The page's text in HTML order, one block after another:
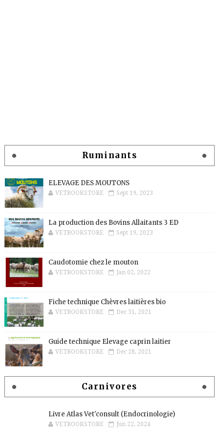
Ruminants
ELEVAGE DES MOUTONS
VETBOOKSTORE Sept 19, 2023
La production des Bovins Allaitants 3 ED
VETBOOKSTORE Sept 19, 2023
Caudotomie chez le mouton
VETBOOKSTORE Jan 02, 2022
Fiche technique Chèvres laitières bio
VETBOOKSTORE Dec 31, 2021
Guide technique Elevage caprin laitier
VETBOOKSTORE Dec 28, 2021
Carnivores
Livre Atlas Vet'consult (Endocrinologie)
VETBOOKSTORE Jun 22, 2024